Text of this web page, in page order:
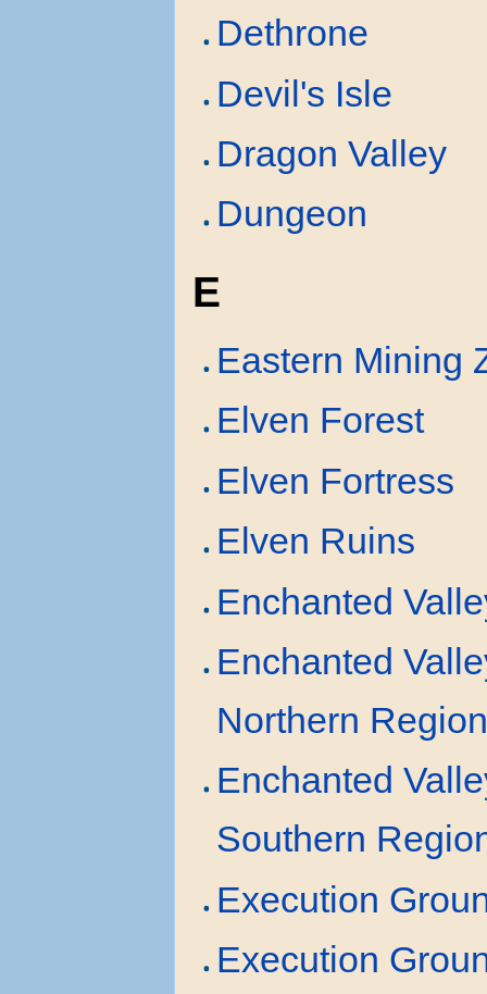
Dethrone
Devil's Isle
Dragon Valley
Dungeon
E
Eastern Mining
Elven Forest
Elven Fortress
Elven Ruins
Enchanted
Enchanted
Northern
Enchanted
Southern
Execution
Execution